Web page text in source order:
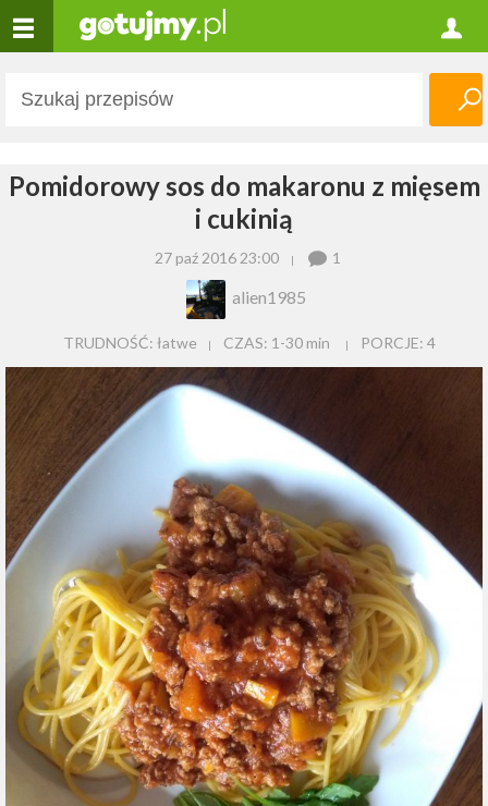
Pomidorowy sos do makaronu z mięsem
i cukinią
27 paź 2016 23:00 1
alien1985
TRUDNOŚĆ: łatwe CZAS: 1-30 min PORCJE: 4